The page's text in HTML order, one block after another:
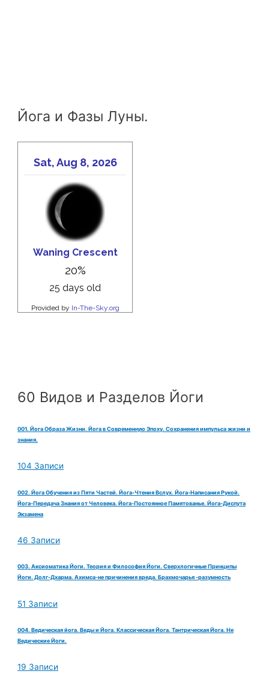
Йога и Фазы Луны.
60 Видов и Разделов Йоги
001. Йога Образа Жизни. Йога в Современную Эпоху. Сохранения импульса жизни и
знания.
104 Записи
002. Йога Обучения из Пяти Частей. Йога-Чтения Вслух. Йога-Написания Рукой.
Йога-Передача Знания от Человека. Йога-Постоянное Памятованье. Йога-Диспута
Экзамена
46 Записи
003. Аксиоматика Йоги. Теория и Философия Йоги. Сверхлогичные Принципы
Йоги. Долг-Дхарма. Ахимса-не причинения вреда. Брахмочарья -разумность
51 Записи
004. Ведическая йога. Веды и Йога. Классическая Йога. Тантрическая Йога. Не
Ведические Йоги.
19 Записи